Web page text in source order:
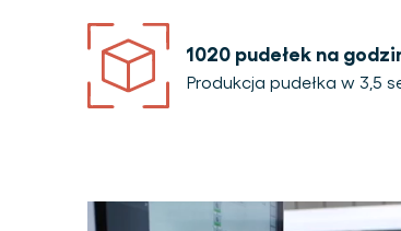
1020 pudełek na
Produkcja pudełka w 3,5